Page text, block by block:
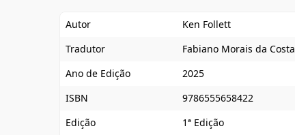
Autor
Ken Follett
Tradutor
Fabiano Morais da Costa
Ano de Edição
2025
ISBN
9786555658422
Edição
1ª Edição